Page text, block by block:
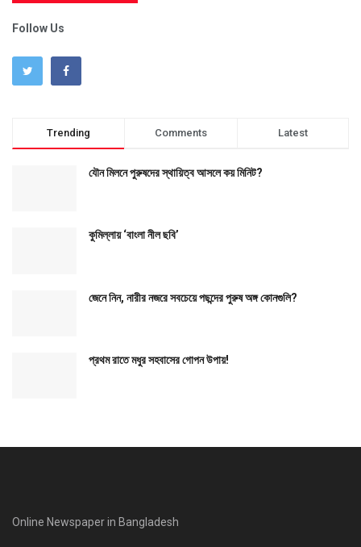
Follow Us
Trending Comments Latest
যৌন মিলনে পুরুষদের স্থায়িত্ব আসলে কয় মিনিট?
কুমিল্লায় ‘বাংলা নীল ছবি’
জেনে নিন, নারীর নজরে সবচেয়ে পছন্দের পুরুষ অঙ্গ কোনগুলি?
প্রথম রাতে মধুর সহবাসের গোপন উপায়!
Online Newspaper in Bangladesh